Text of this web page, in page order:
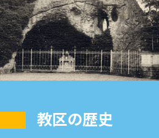
教区の歴史